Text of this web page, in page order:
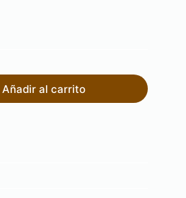
Añadir al carrito